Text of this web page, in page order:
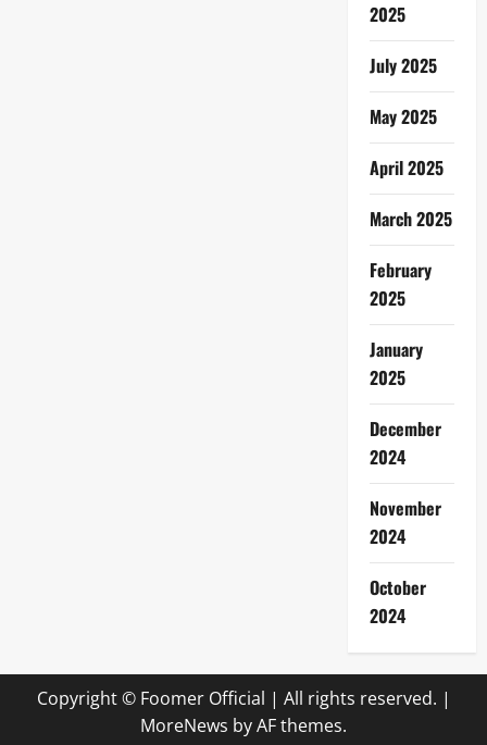
2025
July 2025
May 2025
April 2025
March 2025
February
2025
January
2025
December
2024
November
2024
October
2024
Copyright © Foomer Official | All rights reserved. |
MoreNews by AF themes.